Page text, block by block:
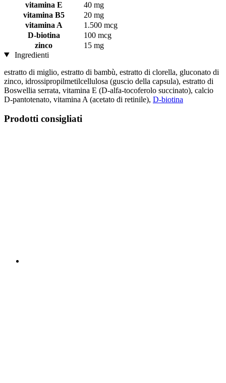
vitamina E
40 mg
vitamina B5
20 mg
vitamina A
1.500 mcg
D-biotina
100 mcg
zinco
15 mg
Ingredienti
estratto di miglio, estratto di bambù, estratto di clorella, gluconato di
zinco, idrossipropilmetilcellulosa (guscio della capsula), estratto di
Boswellia serrata, vitamina E (D-alfa-tocoferolo succinato), calcio
D-pantotenato, vitamina A (acetato di retinile), D-biotina
Prodotti consigliati